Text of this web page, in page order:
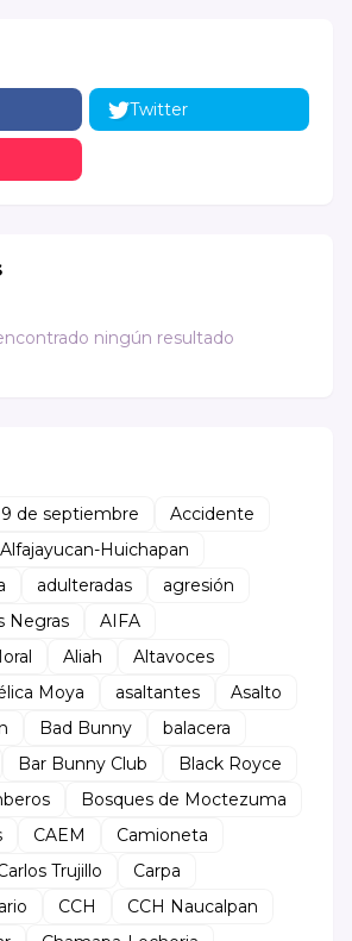
Twitter
ningún resultado
de septiembre
Accidente
Huichapan
adulteradas
agresión
Negras
AIFA
Aliah
Altavoces
Moya asaltantes
Asalto
Bad Bunny
balacera
Bar Bunny Club
Black Royce
Bosques de Moctezuma
CAEM
Camioneta
Trujillo
Carpa
CCH
CCH Naucalpan